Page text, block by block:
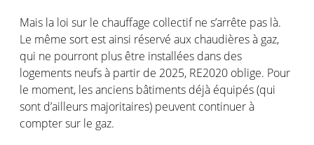
Mais la loi sur le chauffage collectifne s’arrête pas là.
Le même sort estainsi réservé aux chaudièresà gaz,
qui ne pourront plus être installées dans des
logements neufsà partir de 2025, RE2020 oblige. Pour
le moment, lesanciens bâtiments déjà équipés(qui
sont d’ailleurs majoritaires) peuvent continuer à
comptersur le gaz.